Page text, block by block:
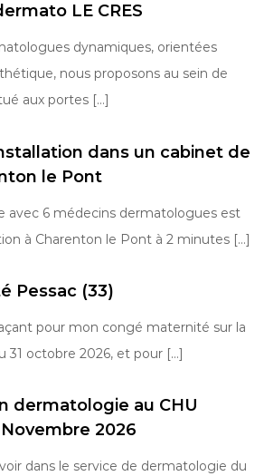
LE CRES
dynamiques, orientées
nous proposons au sein de
aux portes […]
dans un cabinet de
le Pont
avec 6 médecins dermatologues est
à Charenton le Pont à 2 minutes […]
Pessac (33)
pour mon congé maternité sur la
31 octobre 2026, et pour […]
dermatologie au CHU
2026
dans le service de dermatologie du